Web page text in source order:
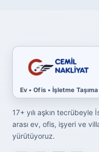
Ev • Ofis • İşletme Taşıma
17+ yılı aşkın tecrübeyle
arası ev, ofis, işyeri ve
yürütüyoruz.